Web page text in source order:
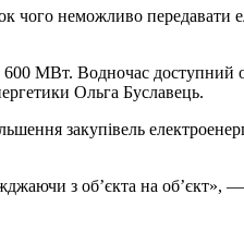
чого неможливо передавати
600 МВт. Водночас
Ольга Буславець.
закупівель
з об’єкта на об’єкт»,